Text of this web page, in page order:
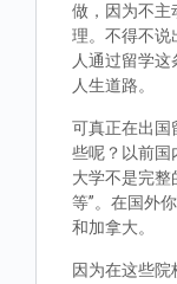
做，因为不主
理。不得不说
人通过留学
人生道路。
可真正在出国
些呢？以前国
大学不是完
等”。在国外
和加拿大。
因为在这些